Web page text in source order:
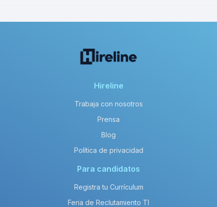
Hireline
Trabaja con nosotros
Prensa
Blog
Política de privacidad
Para candidatos
Registra tu Currículum
Feria de Reclutamiento TI